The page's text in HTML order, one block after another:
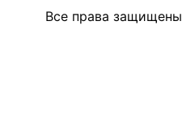
Все права защищены